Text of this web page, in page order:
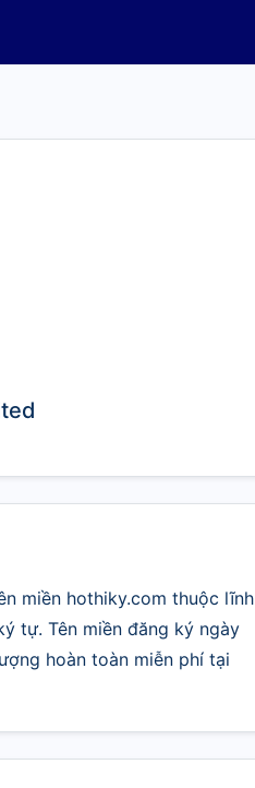
miền hothiky.com thuộc lĩnh
tự. Tên miền đăng ký ngày
hoàn toàn miễn phí tại